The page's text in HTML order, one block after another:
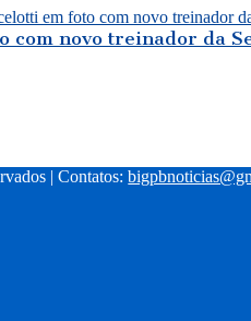
com novo treinador da
| Contatos: